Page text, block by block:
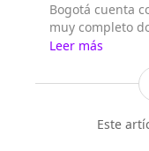
Bogotá cuenta
muy completo
extranjeros
les interesa
localidades, la
Administración
Leer más
Este